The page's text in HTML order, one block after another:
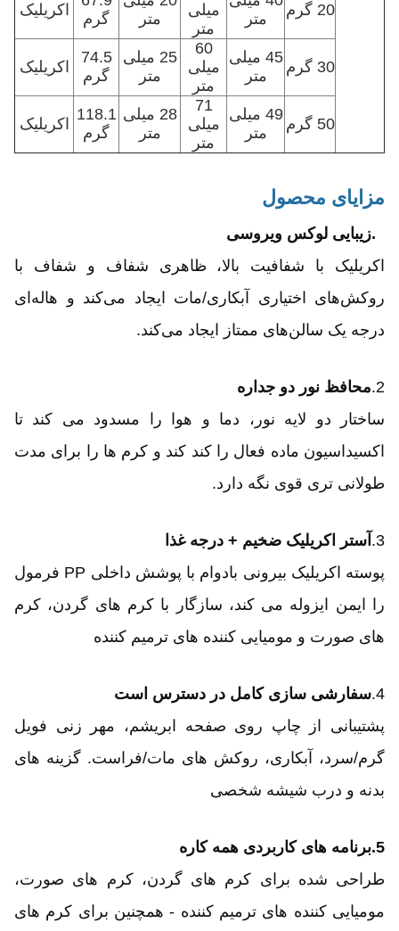
20 گرم
متر
میلی
متر
متر
گرم
اکریلیک
30 گرم
45 میلی
متر
60
میلی
متر
25 میلی
متر
74.5
گرم
اکریلیک
50 گرم
49 میلی
متر
71
میلی
متر
28 میلی
متر
118.1
گرم
اکریلیک
مزایای محصول
زیبایی لوکس ویروسی
اکریلیک با شفافیت بالا، ظاهری شفاف و شفاف با
روکش‌های اختیاری آبکاری/مات ایجاد می‌کند و هاله‌ای
درجه یک سالن‌های ممتاز ایجاد می‌کند.
2. محافظ نور دو جداره
ساختار دو لایه نور، دما و هوا را مسدود می کند تا
اکسیداسیون ماده فعال را کند کند و کرم ها را برای مدت
طولانی تری قوی نگه دارد.
3. آستر اکریلیک ضخیم + درجه غذا
پوسته اکریلیک بیرونی بادوام با پوشش داخلی PP فرمول
را ایمن ایزوله می کند، سازگار با کرم های گردن، کرم
های صورت و مومیایی کننده های ترمیم کننده
4. سفارشی سازی کامل در دسترس است
پشتیبانی از چاپ روی صفحه ابریشم، مهر زنی فویل
گرم/سرد، آبکاری، روکش های مات/فراست. گزینه های
بدنه و درب شیشه شخصی
5. برنامه های کاربردی همه کاره
طراحی شده برای کرم های گردن، کرم های صورت،
مومیایی کننده های ترمیم کننده - همچنین برای کرم های